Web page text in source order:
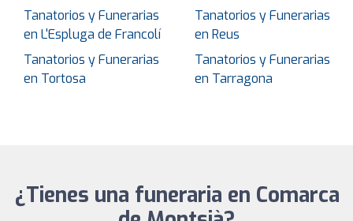
Tanatorios y Funerarias
en L'Espluga de Francolí
Tanatorios y Funerarias
en Reus
Tanatorios y Funerarias
en Tortosa
Tanatorios y Funerarias
en Tarragona
¿Tienes una funeraria en Comarca